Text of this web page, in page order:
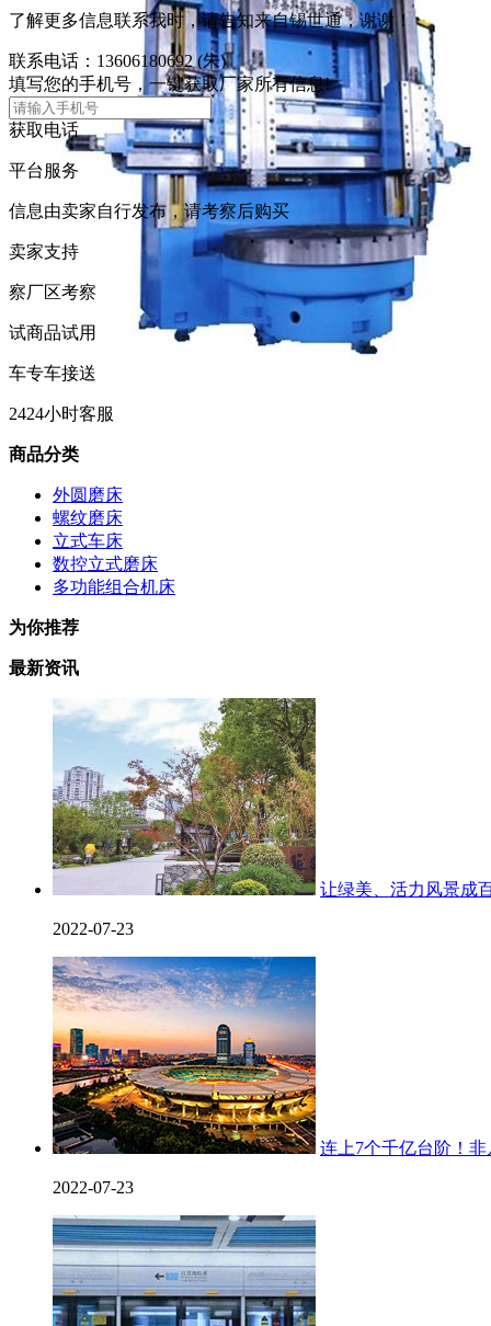
了解更多信息联系我时，请告知来自锡世通，谢谢！
联系电话： 13606180692(朱)
填写您的手机号 ，一键获取厂家所有信息!
获取电话
平台服务
信息由卖家自行发布，请考察后购买
卖家支持
察厂区考察
试商品试用
车专车接送
2424小时客服
商品分类
外圆磨床
螺纹磨床
立式车床
数控立式磨床
多功能组合机床
为你推荐
最新资讯
让绿美、活力风景成
2022-07-23
连上7个千亿台阶！非
2022-07-23